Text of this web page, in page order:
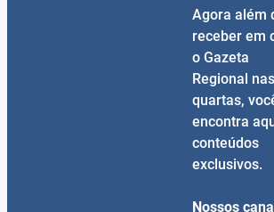
Agora além
receber em
o Gazeta
Regional nas
quartas,
encontra
conteúdos
exclusivos.
Nossos